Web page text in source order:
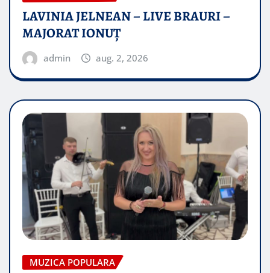
LAVINIA JELNEAN – LIVE BRAURI –
MAJORAT IONUŢ
admin aug. 2, 2026
MUZICA POPULARA